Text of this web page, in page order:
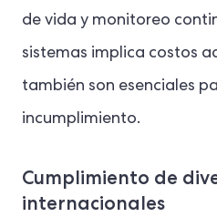
de vida y monitoreo
sistemas implica costos
también son esenciales
incumplimiento.
Cumplimiento de
internacionales